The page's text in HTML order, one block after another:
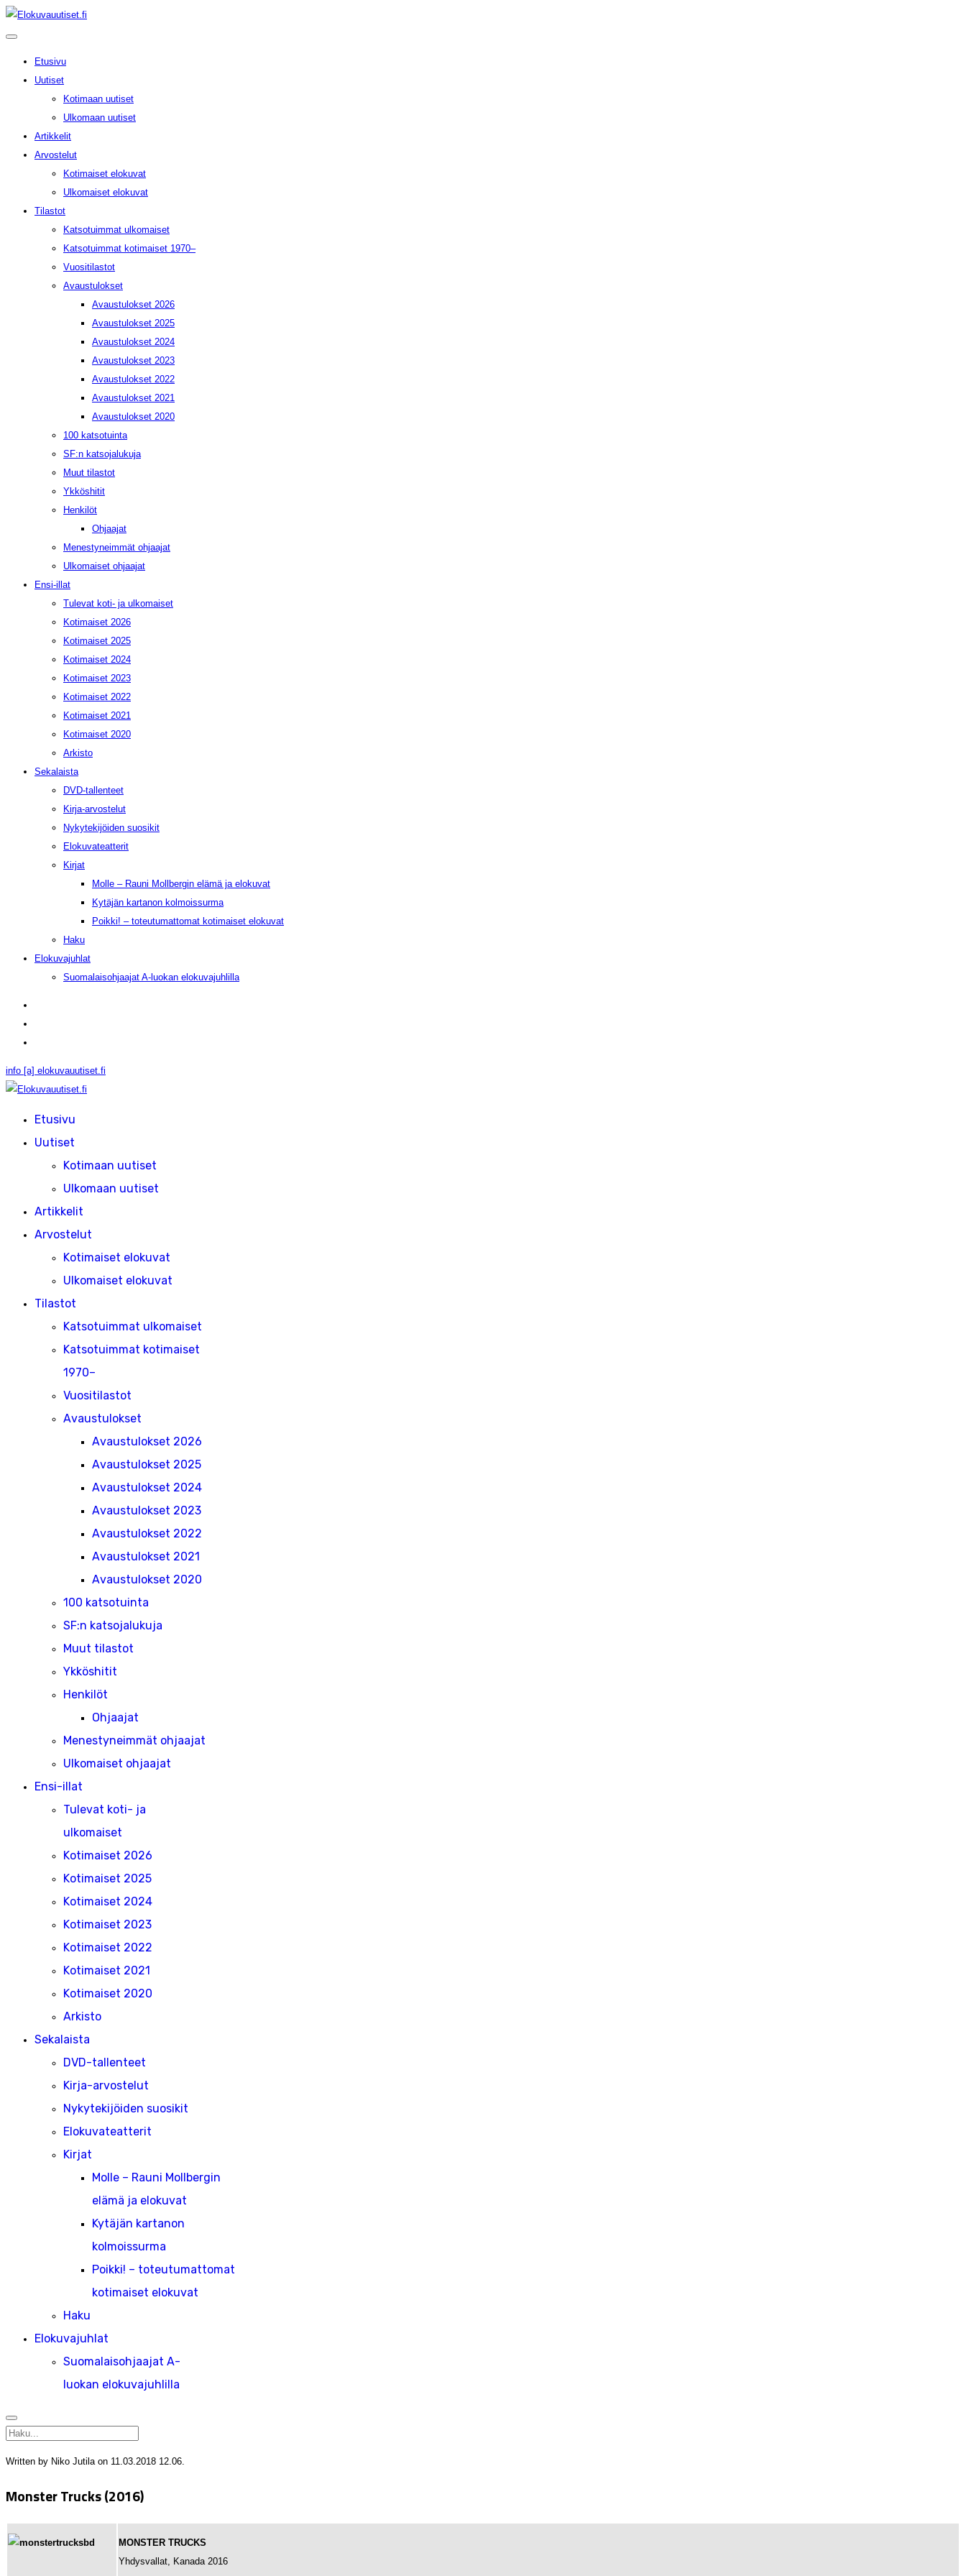
Etusivu
Uutiset
Kotimaan uutiset
Ulkomaan uutiset
Artikkelit
Arvostelut
Kotimaiset elokuvat
Ulkomaiset elokuvat
Tilastot
Katsotuimmat ulkomaiset
Katsotuimmat kotimaiset 1970–
Vuositilastot
Avaustulokset
Avaustulokset 2026
Avaustulokset 2025
Avaustulokset 2024
Avaustulokset 2023
Avaustulokset 2022
Avaustulokset 2021
Avaustulokset 2020
100 katsotuinta
SF:n katsojalukuja
Muut tilastot
Ykköshitit
Henkilöt
Ohjaajat
Menestyneimmät ohjaajat
Ulkomaiset ohjaajat
Ensi-illat
Tulevat koti- ja ulkomaiset
Kotimaiset 2026
Kotimaiset 2025
Kotimaiset 2024
Kotimaiset 2023
Kotimaiset 2022
Kotimaiset 2021
Kotimaiset 2020
Arkisto
Sekalaista
DVD-tallenteet
Kirja-arvostelut
Nykytekijöiden suosikit
Elokuvateatterit
Kirjat
Molle – Rauni Mollbergin elämä ja elokuvat
Kytäjän kartanon kolmoissurma
Poikki! – toteutumattomat kotimaiset elokuvat
Haku
Elokuvajuhlat
Suomalaisohjaajat A-luokan elokuvajuhlilla
info [a] elokuvauutiset.fi
Etusivu
Uutiset
Kotimaan uutiset
Ulkomaan uutiset
Artikkelit
Arvostelut
Kotimaiset elokuvat
Ulkomaiset elokuvat
Tilastot
Katsotuimmat ulkomaiset
Katsotuimmat kotimaiset
1970–
Vuositilastot
Avaustulokset
Avaustulokset 2026
Avaustulokset 2025
Avaustulokset 2024
Avaustulokset 2023
Avaustulokset 2022
Avaustulokset 2021
Avaustulokset 2020
100 katsotuinta
SF:n katsojalukuja
Muut tilastot
Ykköshitit
Henkilöt
Ohjaajat
Menestyneimmät ohjaajat
Ulkomaiset ohjaajat
Ensi-illat
Tulevat koti- ja
ulkomaiset
Kotimaiset 2026
Kotimaiset 2025
Kotimaiset 2024
Kotimaiset 2023
Kotimaiset 2022
Kotimaiset 2021
Kotimaiset 2020
Arkisto
Sekalaista
DVD-tallenteet
Kirja-arvostelut
Nykytekijöiden suosikit
Elokuvateatterit
Kirjat
Molle – Rauni Mollbergin
elämä ja elokuvat
Kytäjän kartanon
kolmoissurma
Poikki! – toteutumattomat
kotimaiset elokuvat
Haku
Elokuvajuhlat
Suomalaisohjaajat A-
luokan elokuvajuhlilla
Written by Niko Jutila on 11.03.2018 12.06.
Monster Trucks (2016)
MONSTER TRUCKS
Yhdysvallat, Kanada 2016